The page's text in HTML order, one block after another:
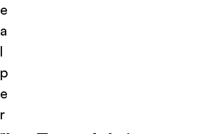
e
a
l
p
e
r